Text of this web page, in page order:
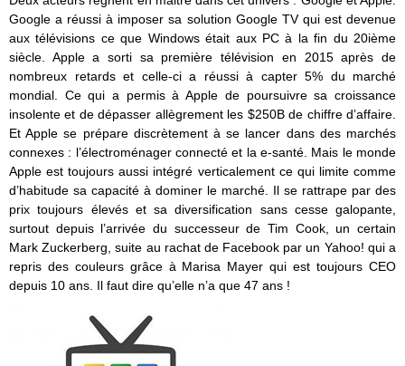
Google a réussi à imposer sa solution Google TV qui est devenue
aux télévisions ce que Windows était aux PC à la fin du 20ième
siècle. Apple a sorti sa première télévision en 2015 après de
nombreux retards et celle-ci a réussi à capter 5% du marché
mondial. Ce qui a permis à Apple de poursuivre sa croissance
insolente et de dépasser allègrement les $250B de chiffre d’affaire.
Et Apple se prépare discrètement à se lancer dans des marchés
connexes : l’électroménager connecté et la e-santé. Mais le monde
Apple est toujours aussi intégré verticalement ce qui limite comme
d’habitude sa capacité à dominer le marché. Il se rattrape par des
prix toujours élevés et sa diversification sans cesse galopante,
surtout depuis l’arrivée du successeur de Tim Cook, un certain
Mark Zuckerberg, suite au rachat de Facebook par un Yahoo! qui a
repris des couleurs grâce à Marisa Mayer qui est toujours CEO
depuis 10 ans. Il faut dire qu’elle n’a que 47 ans !